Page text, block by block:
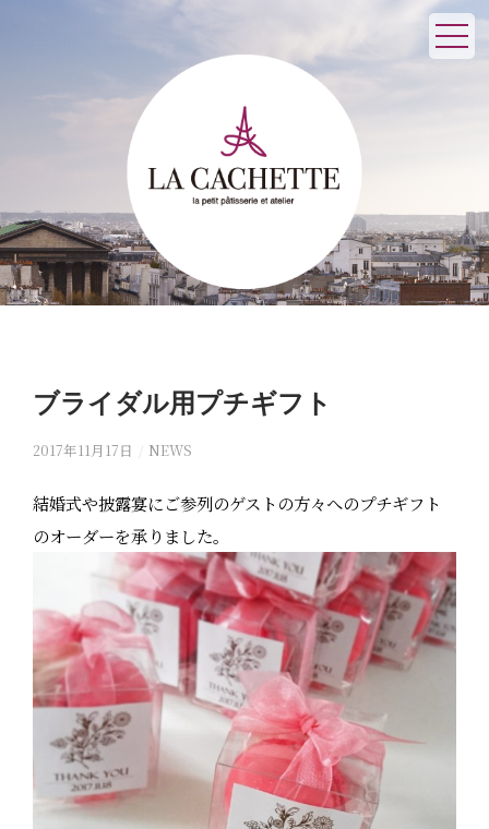
ブライダル用プチギフト
2017年11月17日 NEWS
結婚式や披露宴にご参列のゲストの方々へのプチギフト
のオーダーを承りました。